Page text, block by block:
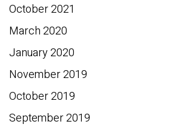
October 2021
March 2020
January 2020
November 2019
October 2019
September 2019